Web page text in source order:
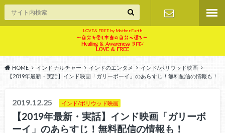
LOVE & FREE by Mother Earth
HOME インド カルチャー インドのエンタメ
インド/ボリウッド映画
【2019年最新・実話】インド映画「ガリーボーイ」のあらすじ！無料配信の情報も！
2019.12.25 インド/ボリウッド映画
【2019年最新・実話】インド映画「ガリーボ
ーイ」のあらすじ！無料配信の情報も！